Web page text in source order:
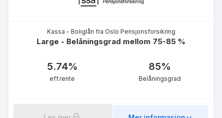
Kassa - Boliglån fra Oslo Pensjonsforsikring
Large - Belåningsgrad mellom 75-85 %
5.74%
eff.rente
85%
Belåningsgrad